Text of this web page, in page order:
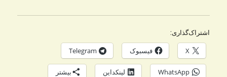
اشتراک‌گذاری:
X فیسبوک Telegram
WhatsApp لینکداین بیشتر